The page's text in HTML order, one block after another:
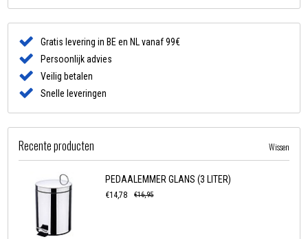
Gratis levering in BE en NL vanaf 99€
Persoonlijk advies
Veilig betalen
Snelle leveringen
Recente producten Wissen
PEDAALEMMER GLANS (3 LITER)
€14,78 €16,95